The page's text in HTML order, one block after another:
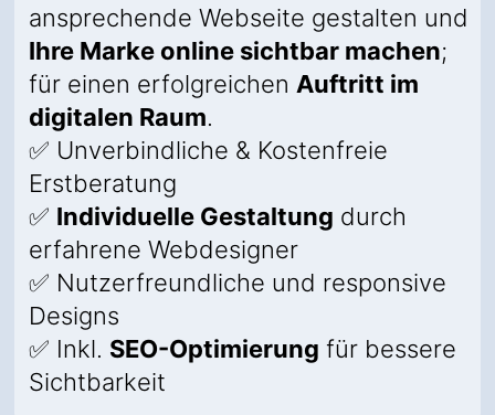
ansprechende Webseite gestalten und
Ihre Marke online sichtbar machen;
für einen erfolgreichen Auftritt im
digitalen Raum.
✅ Unverbindliche & Kostenfreie
Erstberatung
✅ Individuelle Gestaltung durch
erfahrene Webdesigner
✅ Nutzerfreundliche und responsive
Designs
✅ Inkl. SEO-Optimierung für bessere
Sichtbarkeit